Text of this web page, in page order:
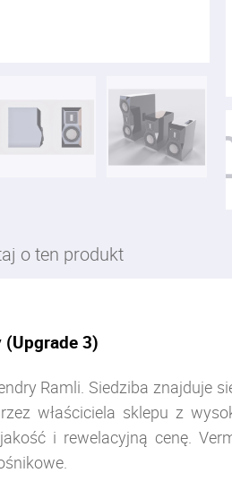
o ten produkt
3)
Ramli. Siedziba
właściciela sklepu z
i rewelacyjną cenę.